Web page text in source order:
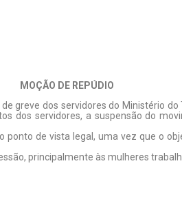
MOÇÃO DE REPÚDIO
greve dos servidores do Ministério
dos servidores, a suspensão do
de vista legal, uma vez que o
principalmente às mulheres